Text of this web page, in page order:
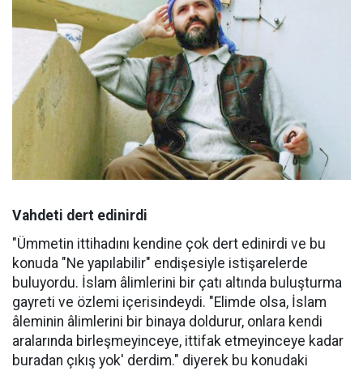
Vahdeti dert edinirdi
"Ümmetin ittihadını kendine çok dert edinirdi ve bu
konuda "Ne yapılabilir" endişesiyle istişarelerde
buluyordu. İslam âlimlerini bir çatı altında buluşturma
gayreti ve özlemi içerisindeydi. "Elimde olsa, İslam
âleminin âlimlerini bir binaya doldurur, onlara kendi
aralarında birleşmeyinceye, ittifak etmeyinceye kadar
buradan çıkış yok' derdim." diyerek bu konudaki